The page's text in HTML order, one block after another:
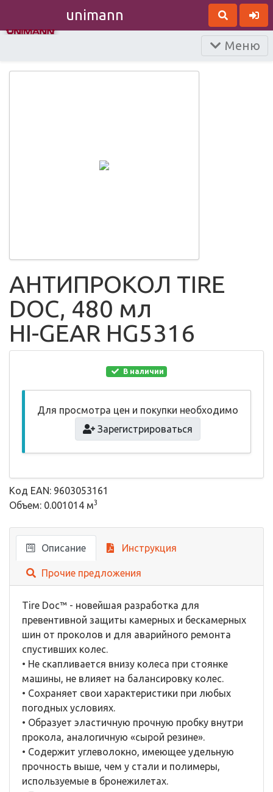
unimann
Меню
АНТИПРОКОЛ TIRE
DOC, 480 мл
HI-GEAR HG5316
В наличии
Для просмотра цен и покупки необходимо
Зарегистрироваться
Код EAN: 9603053161
Объем: 0.001014 м3
Описание Инструкция
Прочие предложения
Tire Doc™ - новейшая разработка для
превентивной защиты камерных и бескамерных
шин от проколов и для аварийного ремонта
спустивших колес.
• Не скапливается внизу колеса при стоянке
машины, не влияет на балансировку колес.
• Сохраняет свои характеристики при любых
погодных условиях.
• Образует эластичную прочную пробку внутри
прокола, аналогичную «сырой резине».
• Содержит углеволокно, имеющее удельную
прочность выше, чем у стали и полимеры,
используемые в бронежилетах.